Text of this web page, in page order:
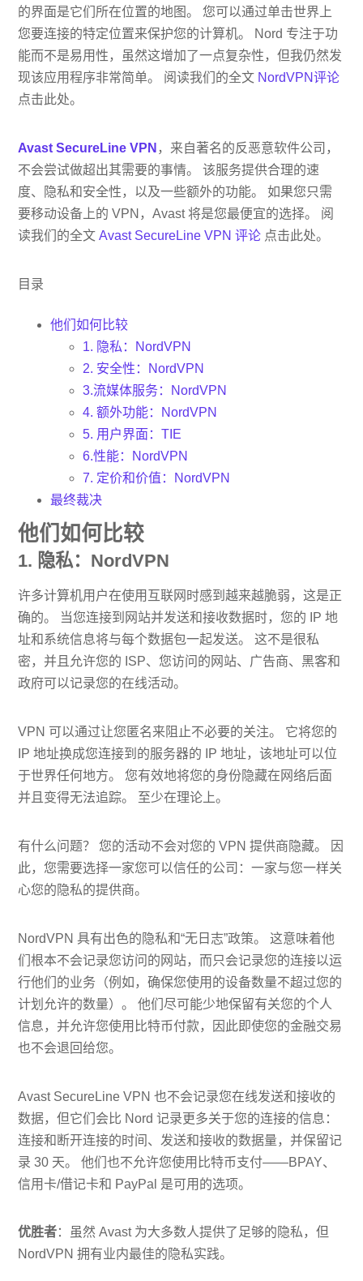
的界面是它们所在位置的地图。 您可以通过单击世界上
您要连接的特定位置来保护您的计算机。 Nord 专注于功
能而不是易用性，虽然这增加了一点复杂性，但我仍然发
现该应用程序非常简单。 阅读我们的全文 NordVPN评论
点击此处。
Avast SecureLine VPN ，来自著名的反恶意软件公司，
不会尝试做超出其需要的事情。 该服务提供合理的速
度、隐私和安全性，以及一些额外的功能。 如果您只需
要移动设备上的 VPN，Avast 将是您最便宜的选择。 阅
读我们的全文Avast SecureLine VPN 评论 点击此处。
目录
他们如何比较
1. 隐私：NordVPN
2. 安全性：NordVPN
3.流媒体服务：NordVPN
4. 额外功能：NordVPN
5. 用户界面：TIE
6.性能：NordVPN
7. 定价和价值：NordVPN
最终裁决
他们如何比较
1. 隐私：NordVPN
许多计算机用户在使用互联网时感到越来越脆弱，这是正
确的。 当您连接到网站并发送和接收数据时，您的 IP 地
址和系统信息将与每个数据包一起发送。 这不是很私
密，并且允许您的 ISP、您访问的网站、广告商、黑客和
政府可以记录您的在线活动。
VPN 可以通过让您匿名来阻止不必要的关注。 它将您的
IP 地址换成您连接到的服务器的 IP 地址，该地址可以位
于世界任何地方。 您有效地将您的身份隐藏在网络后面
并且变得无法追踪。 至少在理论上。
有什么问题？ 您的活动不会对您的 VPN 提供商隐藏。 因
此，您需要选择一家您可以信任的公司：一家与您一样关
心您的隐私的提供商。
NordVPN 具有出色的隐私和“无日志”政策。 这意味着他
们根本不会记录您访问的网站，而只会记录您的连接以运
行他们的业务（例如，确保您使用的设备数量不超过您的
计划允许的数量）。 他们尽可能少地保留有关您的个人
信息，并允许您使用比特币付款，因此即使您的金融交易
也不会退回给您。
Avast SecureLine VPN 也不会记录您在线发送和接收的
数据，但它们会比 Nord 记录更多关于您的连接的信息：
连接和断开连接的时间、发送和接收的数据量，并保留记
录 30 天。 他们也不允许您使用比特币支付——BPAY、
信用卡/借记卡和 PayPal 是可用的选项。
优胜者：虽然 Avast 为大多数人提供了足够的隐私，但
NordVPN 拥有业内最佳的隐私实践。